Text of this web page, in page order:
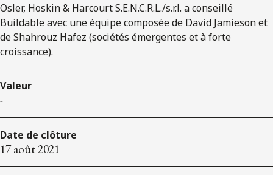
Osler, Hoskin & Harcourt S.E.N.C.R.L./s.r.l. a conseillé
Buildable avec une équipe composée de David Jamieson et
de Shahrouz Hafez (sociétés émergentes et à forte
croissance).
Valeur
-
Date de clôture
17 août 2021